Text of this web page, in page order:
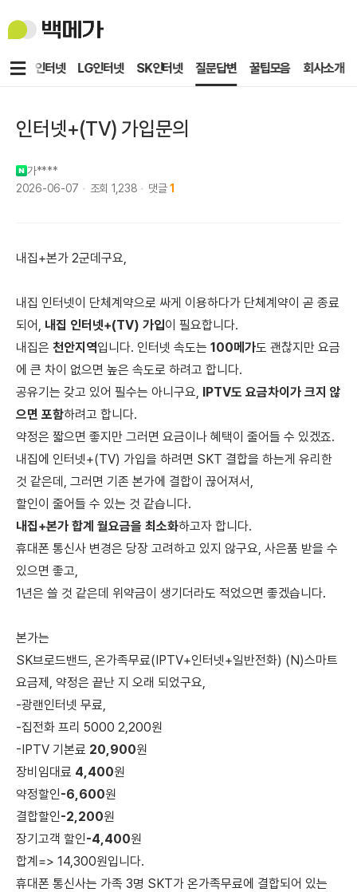
백
메
KT인터넷 LG인터넷 SK인터넷 질문답변 꿀팁모음 회사소개
메
인터넷+(TV) 가입문의
가****
2026-06-07
조회 1,238 댓글 1
내집+본가 2군데구요,
내집 인터넷이 단체계약으로 싸게 이용하다가 단체계약이 곧 종료
되어, 내집 인터넷+(TV) 가입이 필요합니다.
내집은 천안지역입니다. 인터넷 속도는 100메가도 괜찮지만 요금
에 큰 차이 없으면 높은 속도로 하려고 합니다.
공유기는 갖고 있어 필수는 아니구요, IPTV도 요금차이가 크지 않
으면 포함하려고 합니다.
약정은 짧으면 좋지만 그러면 요금이나 혜택이 줄어들 수 있겠죠.
내집에 인터넷+(TV) 가입을 하려면 SKT 결합을 하는게 유리한
것 같은데, 그러면 기존 본가에 결합이 끊어져서,
할인이 줄어들 수 있는 것 같습니다.
내집+본가 합계 월요금을 최소화하고자 합니다.
휴대폰 통신사 변경은 당장 고려하고 있지 않구요, 사은품 받을 수
있으면 좋고,
1년은 쓸 것 같은데 위약금이 생기더라도 적었으면 좋겠습니다.
본가는
SK브로드밴드, 온가족무료(IPTV+인터넷+일반전화) (N)스마트
요금제, 약정은 끝난 지 오래 되었구요,
-광랜인터넷 무료,
-집전화 프리 5000 2,200원
-IPTV 기본료 20,900원
장비임대료 4,400원
약정할인-6,600원
결합할인-2,200원
장기고객 할인-4,400원
합계=> 14,300원입니다.
휴대폰 통신사는 가족 3명 SKT가 온가족무료에 결합되어 있는